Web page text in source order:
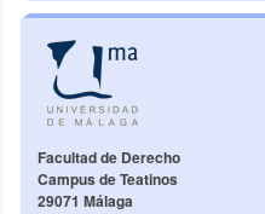
Facultad de Derecho
Campus de Teatinos
29071 Málaga